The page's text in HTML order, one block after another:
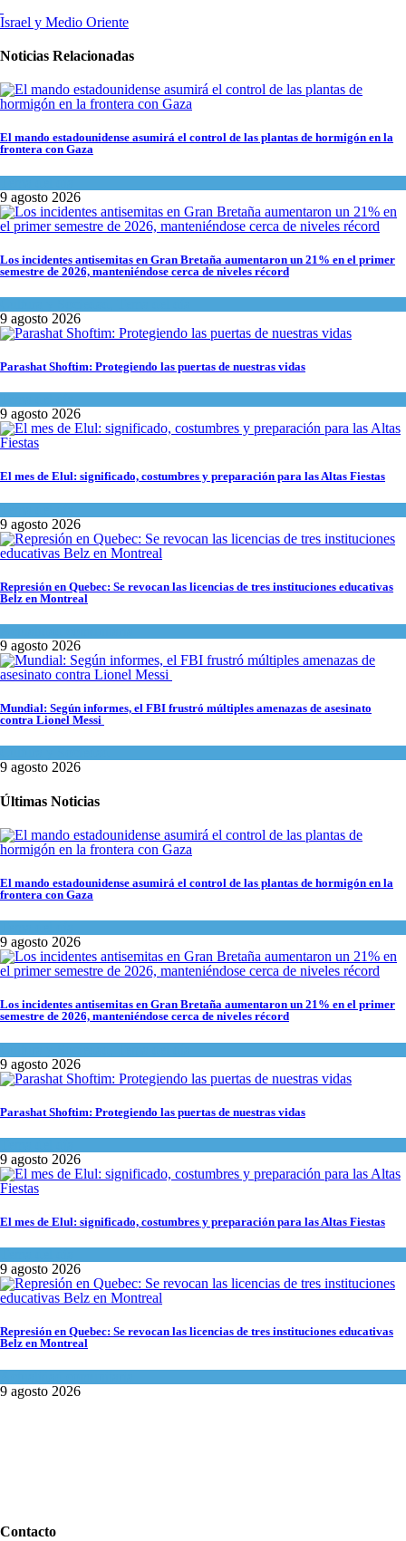
Israel y Medio Oriente
Noticias Relacionadas
El mando estadounidense asumirá el control de las plantas de hormigón en la
frontera con Gaza
9 agosto 2026
Los incidentes antisemitas en Gran Bretaña aumentaron un 21% en el primer
semestre de 2026, manteniéndose cerca de niveles récord
9 agosto 2026
Parashat Shoftim: Protegiendo las puertas de nuestras vidas
9 agosto 2026
El mes de Elul: significado, costumbres y preparación para las Altas Fiestas
9 agosto 2026
Represión en Quebec: Se revocan las licencias de tres instituciones educativas
Belz en Montreal
9 agosto 2026
Mundial: Según informes, el FBI frustró múltiples amenazas de asesinato
contra Lionel Messi
9 agosto 2026
Últimas Noticias
El mando estadounidense asumirá el control de las plantas de hormigón en la
frontera con Gaza
9 agosto 2026
Los incidentes antisemitas en Gran Bretaña aumentaron un 21% en el primer
semestre de 2026, manteniéndose cerca de niveles récord
9 agosto 2026
Parashat Shoftim: Protegiendo las puertas de nuestras vidas
9 agosto 2026
El mes de Elul: significado, costumbres y preparación para las Altas Fiestas
9 agosto 2026
Represión en Quebec: Se revocan las licencias de tres instituciones educativas
Belz en Montreal
9 agosto 2026
Contacto